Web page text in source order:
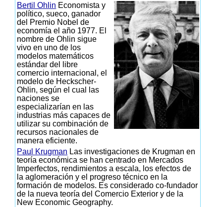
Bertil Ohlin Economista y
político, sueco, ganador
del Premio Nobel de
economía el año 1977. El
nombre de Ohlin sigue
vivo en uno de los
modelos matemáticos
estándar del libre
comercio internacional, el
modelo de Heckscher-
Ohlin, según el cual las
naciones se
especializarían en las
industrias más capaces de
utilizar su combinación de
recursos nacionales de
manera eficiente.
Paul Krugman Las investigaciones de Krugman en
teoría económica se han centrado en Mercados
Imperfectos, rendimientos a escala, los efectos de
la aglomeración y el progreso técnico en la
formación de modelos. Es considerado co-fundador
de la nueva teoría del Comercio Exterior y de la
New Economic Geography.